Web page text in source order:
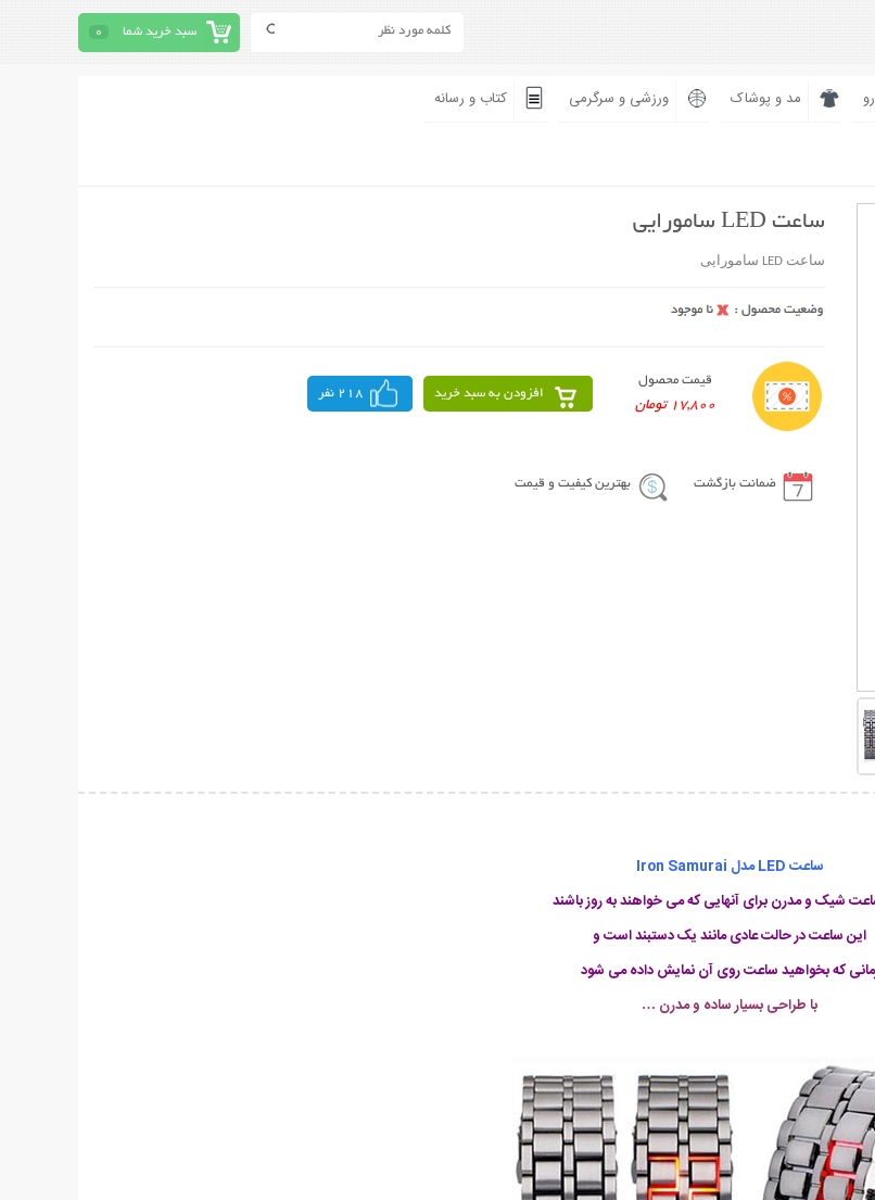
سبد خرید شما 0
مد و پوشاک ورزشی و سرگرمی کتاب و رسانه
ساعت LED سامورایی
ساعت LED سامورایی
قیمت محصول
17,800 تومان
افزودن به سبد خرید 218 نفر
ضمانت بازگشت بهترین کیفیت و قیمت
ساعت LED مدل Iron Samurai
شیک و مدرن برای آنهایی که می خواهند به روز باشند
این ساعت در حالت عادی مانند یک دستبند است و
که بخواهید ساعت روی آن نمایش داده می شود
با طراحی بسيار ساده و مدرن …